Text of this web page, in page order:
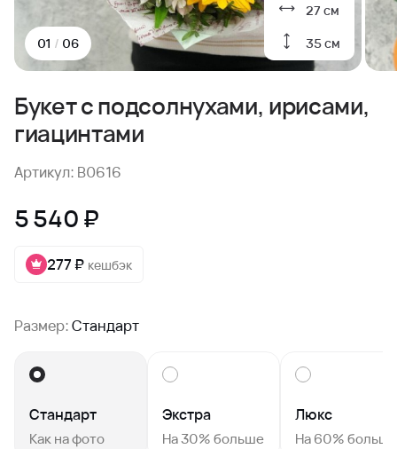
27 см
35 см
01 / 06
Букет с подсолнухами, ирисами,
гиацинтами
Артикул: B0616
5 540 ₽
277 ₽ кешбэк
Размер:Стандарт
Стандарт
Как на фото
Экстра
На 30% больше
Люкс
На 60% больше